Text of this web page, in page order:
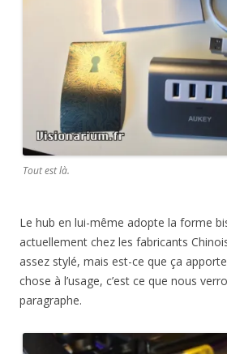
Tout est là.
Le hub en lui-même adopte la forme
actuellement chez les fabricants
assez stylé, mais est-ce que ça
chose à l’usage, c’est ce que nous
paragraphe.